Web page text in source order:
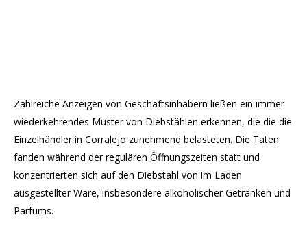
Zahlreiche Anzeigen von Geschäftsinhabern ließen ein immer
wiederkehrendes Muster von Diebstählen erkennen, die die die
Einzelhändler in Corralejo zunehmend belasteten. Die Taten
fanden während der regulären Öffnungszeiten statt und
konzentrierten sich auf den Diebstahl von im Laden
ausgestellter Ware, insbesondere alkoholischer Getränken und
Parfums.